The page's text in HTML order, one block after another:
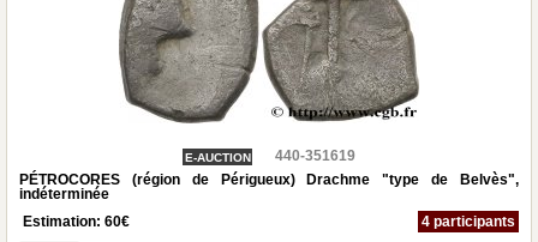
E-AUCTION
440-351619
PÉTROCORES (région de Périgueux) Drachme "type de Belvès",
indéterminée
Estimation: 60€ 4 participants